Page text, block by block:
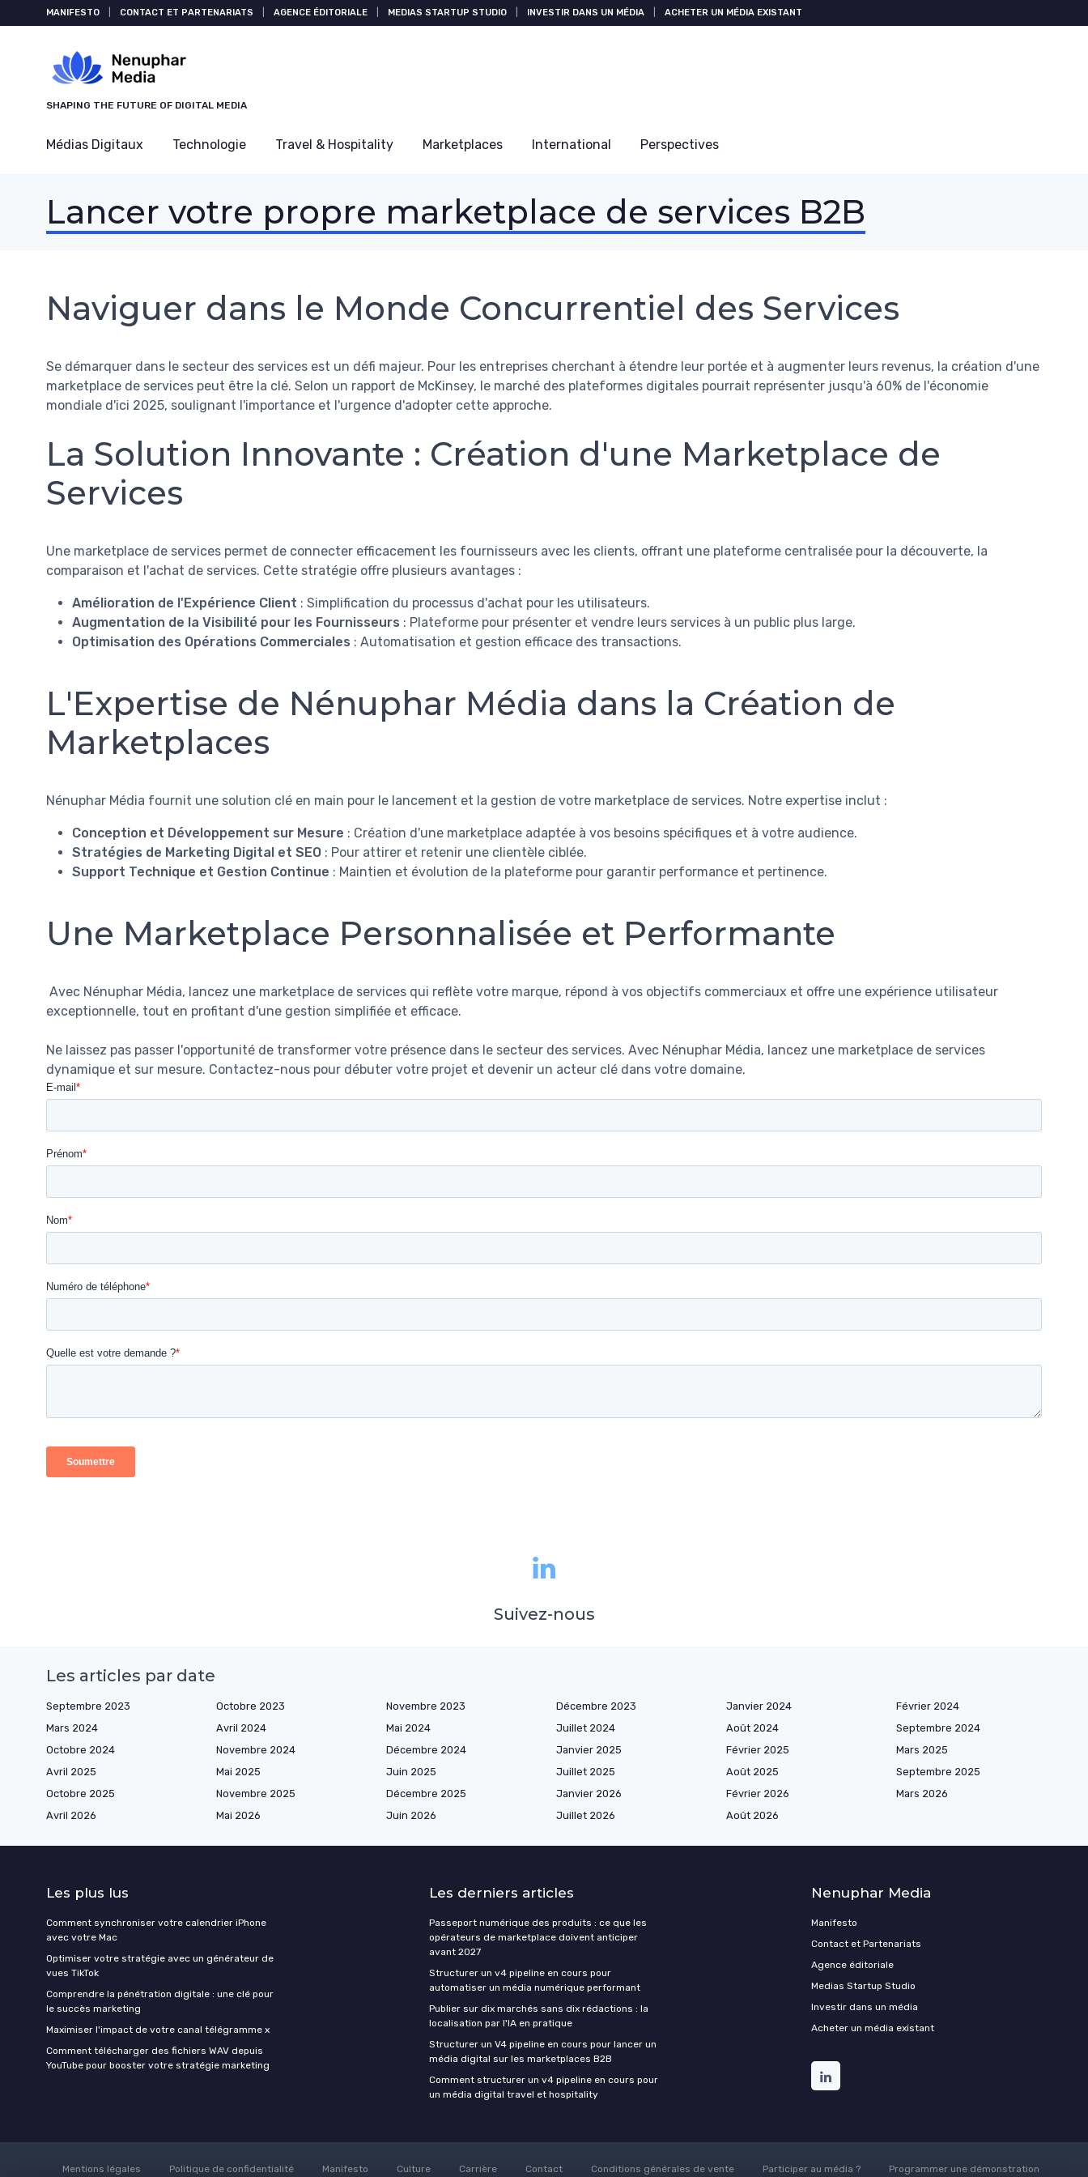
MANIFESTO CONTACT ET PARTENARIATS AGENCE ÉDITORIALE MEDIAS STARTUP STUDIO INVESTIR DANS UN MÉDIA ACHETER UN MÉDIA EXISTANT
SHAPING THE FUTURE OF DIGITAL MEDIA
Médias Digitaux Technologie Travel & Hospitality Marketplaces International Perspectives
Lancer votre propre marketplace de services B2B
Naviguer dans le Monde Concurrentiel des Services
Se démarquer dans le secteur des services est un défi majeur. Pour les entreprises cherchant à étendre leur portée et à augmenter leurs revenus, la création d'une
marketplace de services peut être la clé. Selon un rapport de McKinsey, le marché des plateformes digitales pourrait représenter jusqu'à 60% de l'économie
mondiale d'ici 2025, soulignant l'importance et l'urgence d'adopter cette approche.
La Solution Innovante : Création d'une Marketplace de
Services
Une marketplace de services permet de connecter efficacement les fournisseurs avec les clients, offrant une plateforme centralisée pour la découverte, la
comparaison et l'achat de services. Cette stratégie offre plusieurs avantages :
Amélioration de l'Expérience Client : Simplification du processus d'achat pour les utilisateurs.
Augmentation de la Visibilité pour les Fournisseurs : Plateforme pour présenter et vendre leurs services à un public plus large.
Optimisation des Opérations Commerciales : Automatisation et gestion efficace des transactions.
L'Expertise de Nénuphar Média dans la Création de
Marketplaces
Nénuphar Média fournit une solution clé en main pour le lancement et la gestion de votre marketplace de services. Notre expertise inclut :
Conception et Développement sur Mesure : Création d'une marketplace adaptée à vos besoins spécifiques et à votre audience.
Stratégies de Marketing Digital et SEO : Pour attirer et retenir une clientèle ciblée.
Support Technique et Gestion Continue : Maintien et évolution de la plateforme pour garantir performance et pertinence.
Une Marketplace Personnalisée et Performante
Avec Nénuphar Média, lancez une marketplace de services qui reflète votre marque, répond à vos objectifs commerciaux et offre une expérience utilisateur
exceptionnelle, tout en profitant d'une gestion simplifiée et efficace.
Ne laissez pas passer l'opportunité de transformer votre présence dans le secteur des services. Avec Nénuphar Média, lancez une marketplace de services
dynamique et sur mesure. Contactez-nous pour débuter votre projet et devenir un acteur clé dans votre domaine.
Suivez-nous
Les articles par date
Septembre 2023 Octobre 2023 Novembre 2023 Décembre 2023 Janvier 2024
Février 2024
Mars 2024
Avril 2024 Mai 2024 Juillet 2024 Août 2024
Septembre 2024
Octobre 2024
Novembre 2024 Décembre 2024 Janvier 2025 Février 2025
Mars 2025
Avril 2025
Mai 2025 Juin 2025 Juillet 2025 Août 2025
Septembre 2025
Octobre 2025
Novembre 2025 Décembre 2025 Janvier 2026 Février 2026
Mars 2026
Avril 2026
Mai 2026 Juin 2026 Juillet 2026 Août 2026
Les plus lus
Comment synchroniser votre calendrier iPhone
avec votre Mac
Optimiser votre stratégie avec un générateur de
vues TikTok
Comprendre la pénétration digitale : une clé pour
le succès marketing
Maximiser l'impact de votre canal télégramme x
Comment télécharger des fichiers WAV depuis
YouTube pour booster votre stratégie marketing
Les derniers articles
Passeport numérique des produits : ce que les
opérateurs de marketplace doivent anticiper
avant 2027
Structurer un v4 pipeline en cours pour
automatiser un média numérique performant
Publier sur dix marchés sans dix rédactions : la
localisation par l'IA en pratique
Structurer un V4 pipeline en cours pour lancer un
média digital sur les marketplaces B2B
Comment structurer un v4 pipeline en cours pour
un média digital travel et hospitality
Nenuphar Media
Manifesto
Contact et Partenariats
Agence éditoriale
Medias Startup Studio
Investir dans un média
Acheter un média existant
Mentions légales Politique de confidentialité Manifesto Culture Carrière Contact Conditions générales de vente Participer au média ? Programmer une démonstration
Panneau de gestion des cookies